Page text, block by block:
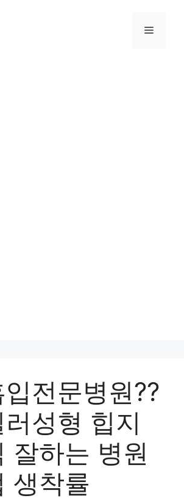
Menu
전문병원??
성형 힙지
잘하는 병원
생착률